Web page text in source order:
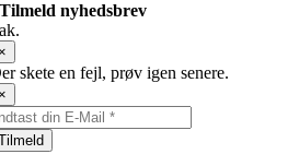
Tilmeld nyhedsbrev
skete en fejl, prøv igen senere.